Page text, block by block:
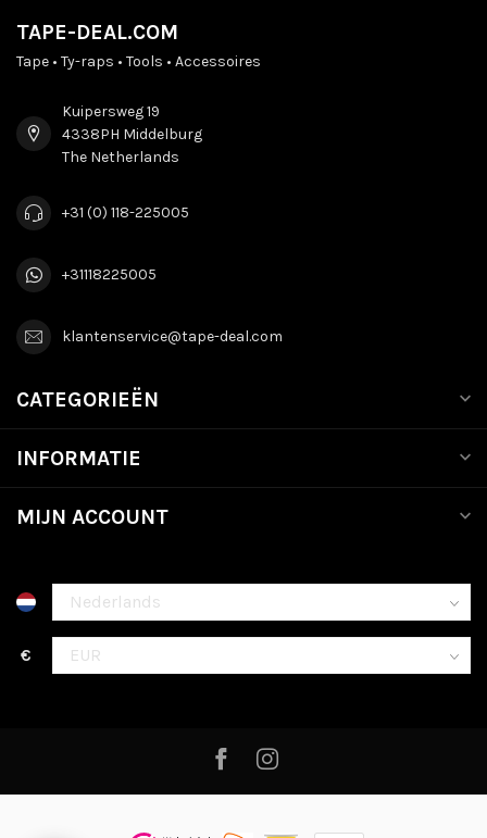
TAPE-DEAL.COM
Tape • Ty-raps • Tools • Accessoires
Kuipersweg 19
4338PH Middelburg
The Netherlands
+31 (0) 118-225005
+31118225005
klantenservice@tape-deal.com
CATEGORIEËN
INFORMATIE
MIJN ACCOUNT
€